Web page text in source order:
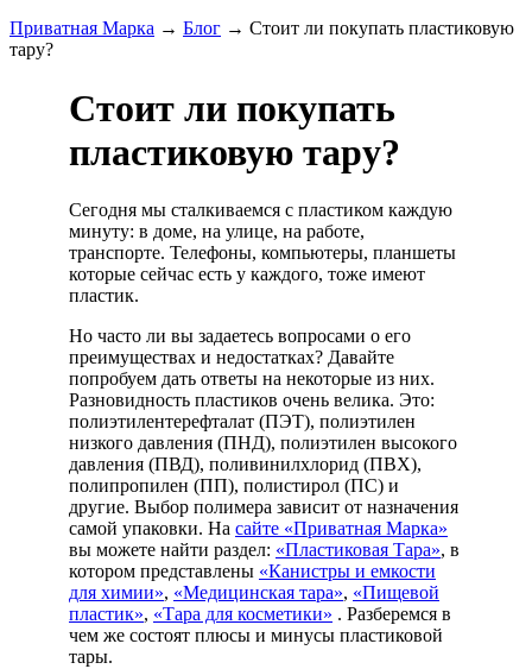
Приватная Марка → Блог → Стоит ли покупать пластиковую
тару?
Стоит ли покупать
пластиковую тару?
Сегодня мы сталкиваемся с пластиком каждую
минуту: в доме, на улице, на работе,
транспорте. Телефоны, компьютеры, планшеты
которые сейчас есть у каждого, тоже имеют
пластик.
Но часто ли вы задаетесь вопросами о его
преимуществах и недостатках? Давайте
попробуем дать ответы на некоторые из них.
Разновидность пластиков очень велика. Это:
полиэтилентерефталат (ПЭТ), полиэтилен
низкого давления (ПНД), полиэтилен высокого
давления (ПВД), поливинилхлорид (ПВХ),
полипропилен (ПП), полистирол (ПС) и
другие. Выбор полимера зависит от назначения
самой упаковки. На сайте «Приватная Марка»
вы можете найти раздел: «Пластиковая Тара», в
котором представлены «Канистры и емкости
для химии», «Медицинская тара», «Пищевой
пластик», «Тара для косметики» . Разберемся в
чем же состоят плюсы и минусы пластиковой
тары.